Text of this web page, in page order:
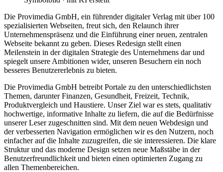
Die Provimedia GmbH, ein führender digitaler Verlag mit über 100
spezialisierten Webseiten, freut sich, den Relaunch ihrer
Unternehmenspräsenz und die Einführung einer neuen, zentralen
Webseite bekannt zu geben. Dieses Redesign stellt einen
Meilenstein in der digitalen Strategie des Unternehmens dar und
spiegelt unsere Ambitionen wider, unseren Besuchern ein noch
besseres Benutzererlebnis zu bieten.
Die Provimedia GmbH betreibt Portale zu den unterschiedlichsten
Themen, darunter Finanzen, Gesundheit, Freizeit, Technik,
Produktvergleich und Haustiere. Unser Ziel war es stets, qualitativ
hochwertige, informative Inhalte zu liefern, die auf die Bedürfnisse
unserer Leser zugeschnitten sind. Mit dem neuen Webdesign und
der verbesserten Navigation ermöglichen wir es den Nutzern, noch
einfacher auf die Inhalte zuzugreifen, die sie interessieren. Die klare
Struktur und das moderne Design setzen neue Maßstäbe in der
Benutzerfreundlichkeit und bieten einen optimierten Zugang zu
allen Themenbereichen.